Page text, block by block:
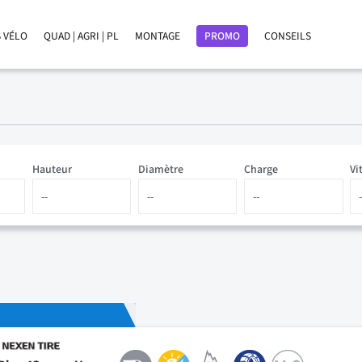
QUAD | AGRI | PL MONTAGE PROMO CONSEILS
Diamètre
Hauteur Charge